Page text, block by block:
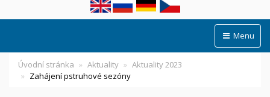
Menu
Úvodní stránka Aktuality
Aktuality 2023
Zahájení pstruhové sezóny